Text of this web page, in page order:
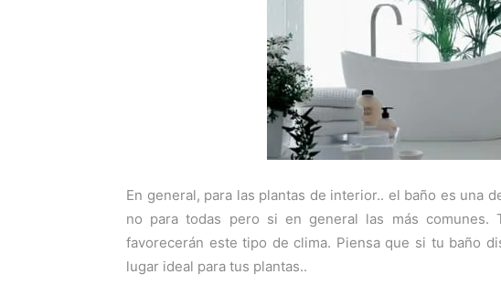
En general, para las plantas de interior.. el baño es una
no para todas pero si en general las más comunes.
favorecerán este tipo de clima. Piensa que si tu baño
lugar ideal para tus plantas..